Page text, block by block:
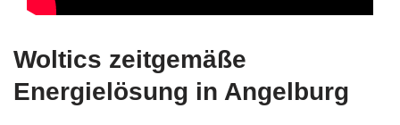
Woltics zeitgemäße
Energielösung in Angelburg